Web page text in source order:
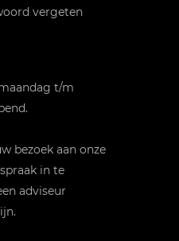
vergeten
t/m
bezoek aan onze
in te
adviseur